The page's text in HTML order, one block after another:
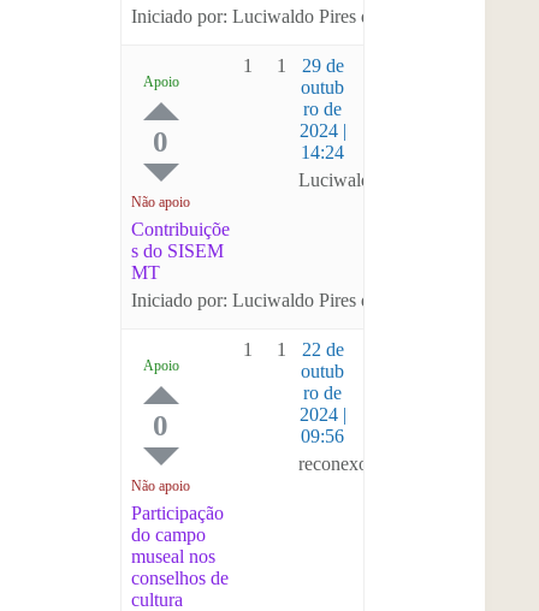
Iniciado por: Luciwaldo Pires de Avila
Apoio
0
Não apoio
Contribuiçõe
s do SISEM
MT
Iniciado por: Luciwaldo Pires de Avila
1 1
29 de
outub
ro de
2024 |
14:24
Luciwaldo Pires de Avila
Apoio
0
Não apoio
Participação
do campo
museal nos
conselhos de
cultura
1 1
22 de
outub
ro de
2024 |
09:56
reconexoes MA